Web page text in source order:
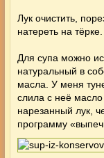
Лук очистить,
натереть на
Для супа можно
натуральный в
масла. У меня
слила с неё
нарезанный лук,
программу